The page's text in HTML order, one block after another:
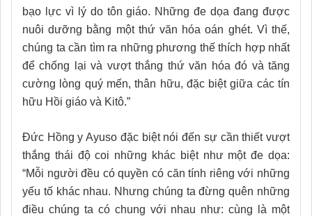
bạo lực vì lý do tôn giáo. Những đe dọa đang được
nuôi dưỡng bằng một thứ văn hóa oán ghét. Vì thế,
chúng ta cần tìm ra những phương thế thích hợp nhất
để chống lại và vượt thắng thứ văn hóa đó và tăng
cường lòng quý mến, thân hữu, đặc biệt giữa các tín
hữu Hồi giáo và Kitô.”
Đức Hồng y Ayuso đặc biệt nói đến sự cần thiết vượt
thắng thái độ coi những khác biệt như một đe dọa:
“Mỗi người đều có quyền có căn tính riêng với những
yếu tố khác nhau. Nhưng chúng ta đừng quên những
điều chúng ta có chung với nhau như: cùng là một